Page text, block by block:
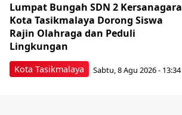
Kota Tasikmalaya
Lumpat Bungah SDN 2 Kersanagara
Kota Tasikmalaya Dorong Siswa
Rajin Olahraga dan Peduli
Lingkungan
Sabtu, 8 Agu 2026 - 13:34